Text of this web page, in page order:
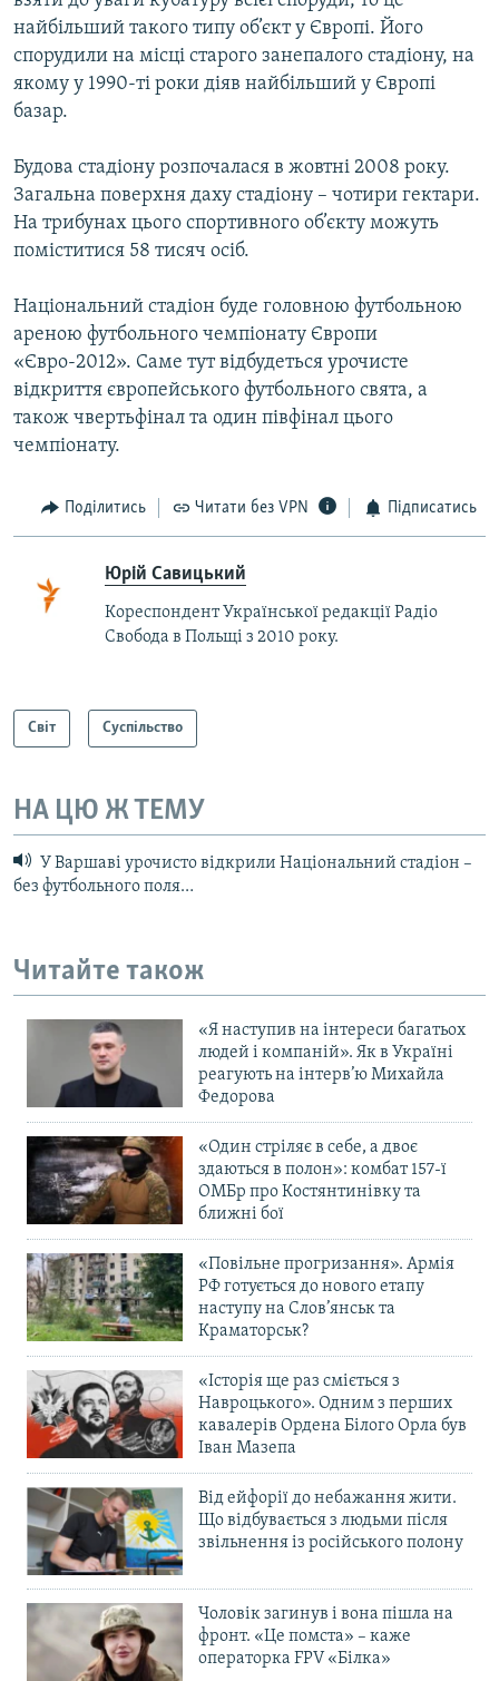
найбільший такого типу об’єкт у Європі. Його
спорудили на місці старого занепалого стадіону, на
якому у 1990-ті роки діяв найбільший у Європі
базар.
Будова стадіону розпочалася в жовтні 2008 року.
Загальна поверхня даху стадіону – чотири гектари.
На трибунах цього спортивного об’єкту можуть
поміститися 58 тисяч осіб.
Національний стадіон буде головною футбольною
ареною футбольного чемпіонату Європи
«Євро-2012». Саме тут відбудеться урочисте
відкриття європейського футбольного свята, а
також чвертьфінал та один півфінал цього
чемпіонату.
Поділитись Читати без VPN Підписатись
Юрій Савицький
Кореспондент Української редакції Радіо
Свобода в Польщі з 2010 року.
Світ Суспільство
НА ЦЮ Ж ТЕМУ
У Варшаві урочисто відкрили Національний стадіон –
без футбольного поля…
Читайте також
«Я наступив на інтереси багатьох
людей і компаній». Як в Україні
реагують на інтерв’ю Михайла
Федорова
«Один стріляє в себе, а двоє
здаються в полон»: комбат 157-ї
ОМБр про Костянтинівку та
ближні бої
«Повільне прогризання». Армія
РФ готується до нового етапу
наступу на Слов’янськ та
Краматорськ?
«Історія ще раз сміється з
Навроцького». Одним з перших
кавалерів Ордена Білого Орла був
Іван Мазепа
Від ейфорії до небажання жити.
Що відбувається з людьми після
звільнення із російського полону
Чоловік загинув і вона пішла на
фронт. «Це помста» – каже
операторка FPV «Білка»